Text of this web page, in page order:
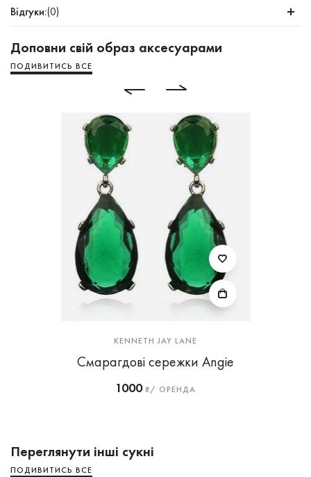
Відгуки:(0)
Доповни свій образ аксесуарами
ПОДИВИТИСЬ ВСЕ
KENNETH JAY LANE
Смарагдові сережки Angie
1000₴/ ОРЕНДА
Переглянути інші сукні
ПОДИВИТИСЬ ВСЕ